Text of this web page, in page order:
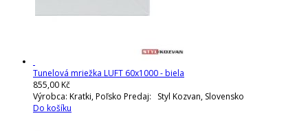
Tunelová mriežka LUFT 60x1000 - biela
855,00 Kč
Výrobca: Kratki, Poľsko Predaj: Styl Kozvan, Slovensko
Do košíku